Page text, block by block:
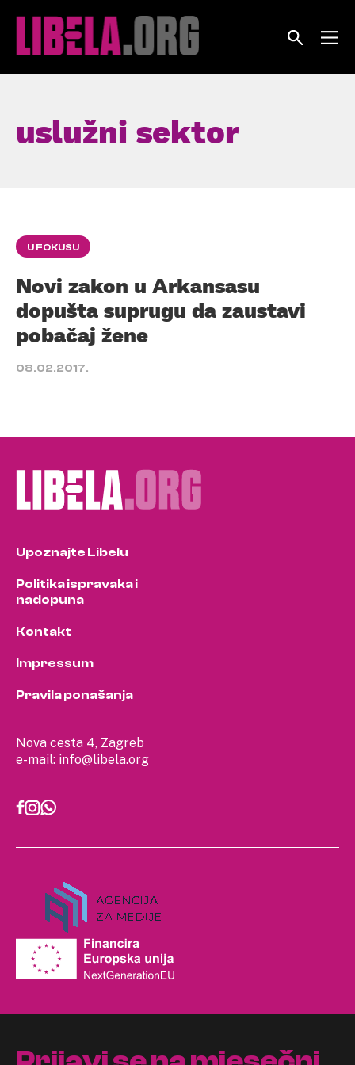
uslužni sektor
U FOKUSU
Novi zakon u Arkansasu
dopušta suprugu da zaustavi
pobačaj žene
08.02.2017.
Nova cesta 4, Zagreb
e-mail: info@libela.org
Upoznajte Libelu
Politika ispravaka i
nadopuna
Kontakt
Impressum
Pravila ponašanja